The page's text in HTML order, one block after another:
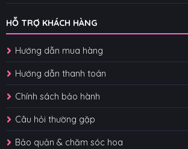
HỖ TRỢ KHÁCH HÀNG
Hướng dẫn mua hàng
Hướng dẫn thanh toán
Chính sách bảo hành
Câu hỏi thường gặp
Bảo quản & chăm sóc hoa